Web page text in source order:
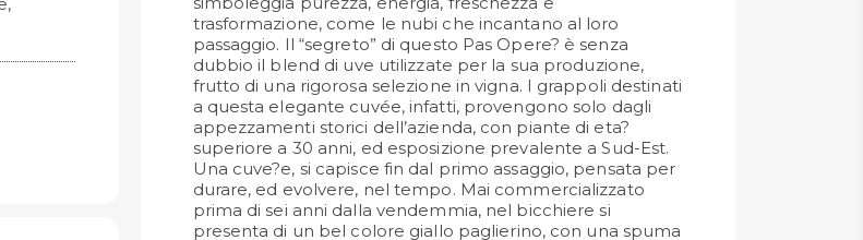
trasformazione, come le nubi che incantano al loro
passaggio. Il “segreto” di questo Pas Opere? è senza
dubbio il blend di uve utilizzate per la sua produzione,
frutto di una rigorosa selezione in vigna. I grappoli destinati
a questa elegante cuvée, infatti, provengono solo dagli
appezzamenti storici dell’azienda, con piante di eta?
superiore a 30 anni, ed esposizione prevalente a Sud-Est.
Una cuve?e, si capisce fin dal primo assaggio, pensata per
durare, ed evolvere, nel tempo. Mai commercializzato
prima di sei anni dalla vendemmia, nel bicchiere si
presenta di un bel colore giallo paglierino, con una spuma